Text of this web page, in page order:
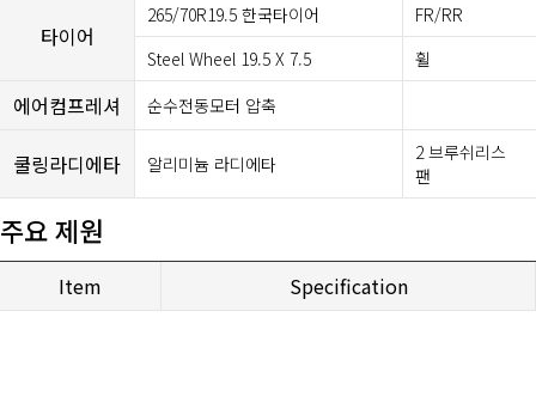
타이어
265/70R19.5 한국타이어
FR/RR
Steel Wheel 19.5 X 7.5
휠
에어컴프레셔 순수전동모터 압축
쿨링라디에타 알리미늄 라디에타
2 브루쉬리스
팬
주요 제원
Item Specification